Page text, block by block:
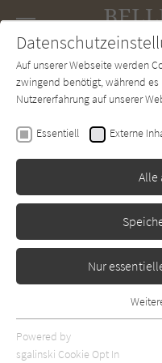
SUCHE Forum
Volker Jarck
Und später
Erschienen: September
Auf unserer Webseite werden
zwingend benötigt, während es
Nutzererfahrung auf unserer
Essentiell Externe
Alle
Nur
Essentielle Cookies werden
Webseite benötigt. Dadurch
Powered by
sgalinski Cookie Opt In